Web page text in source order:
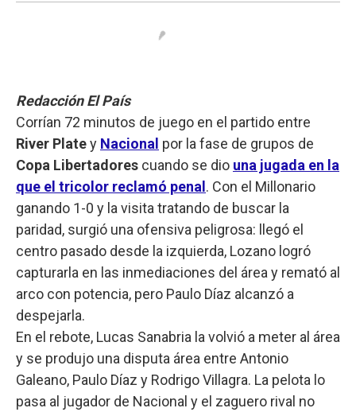
Redacción El País
Corrían 72 minutos de juego en el partido entre
River Platey Nacional por la fase de grupos de
Copa Libertadores cuando se dio una jugada en la
que el tricolor reclamó penal . Con el Millonario
ganando 1-0 y la visita tratando de buscar la
paridad, surgió una ofensiva peligrosa: llegó el
centro pasado desde la izquierda, Lozano logró
capturarla en las inmediaciones del área y remató al
arco con potencia, pero Paulo Díaz alcanzó a
despejarla.
En el rebote, Lucas Sanabria la volvió a meter al área
y se produjo una disputa área entre Antonio
Galeano, Paulo Díaz y Rodrigo Villagra. La pelota lo
pasa al jugador de Nacional y el zaguero rival no